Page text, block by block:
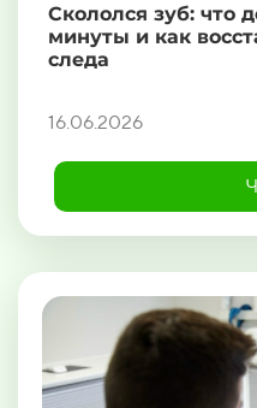
Скололся зуб: что
минуты и как
следа
16.06.2026